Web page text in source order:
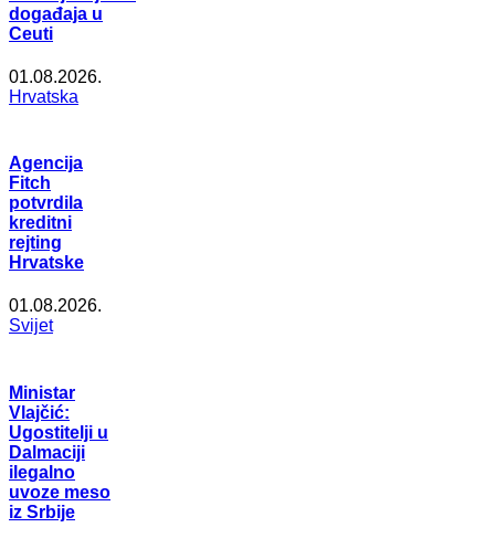
događaja u
Ceuti
01.08.2026.
Hrvatska
Agencija
Fitch
potvrdila
kreditni
rejting
Hrvatske
01.08.2026.
Svijet
Ministar
Vlajčić:
Ugostitelji u
Dalmaciji
ilegalno
uvoze meso
iz Srbije